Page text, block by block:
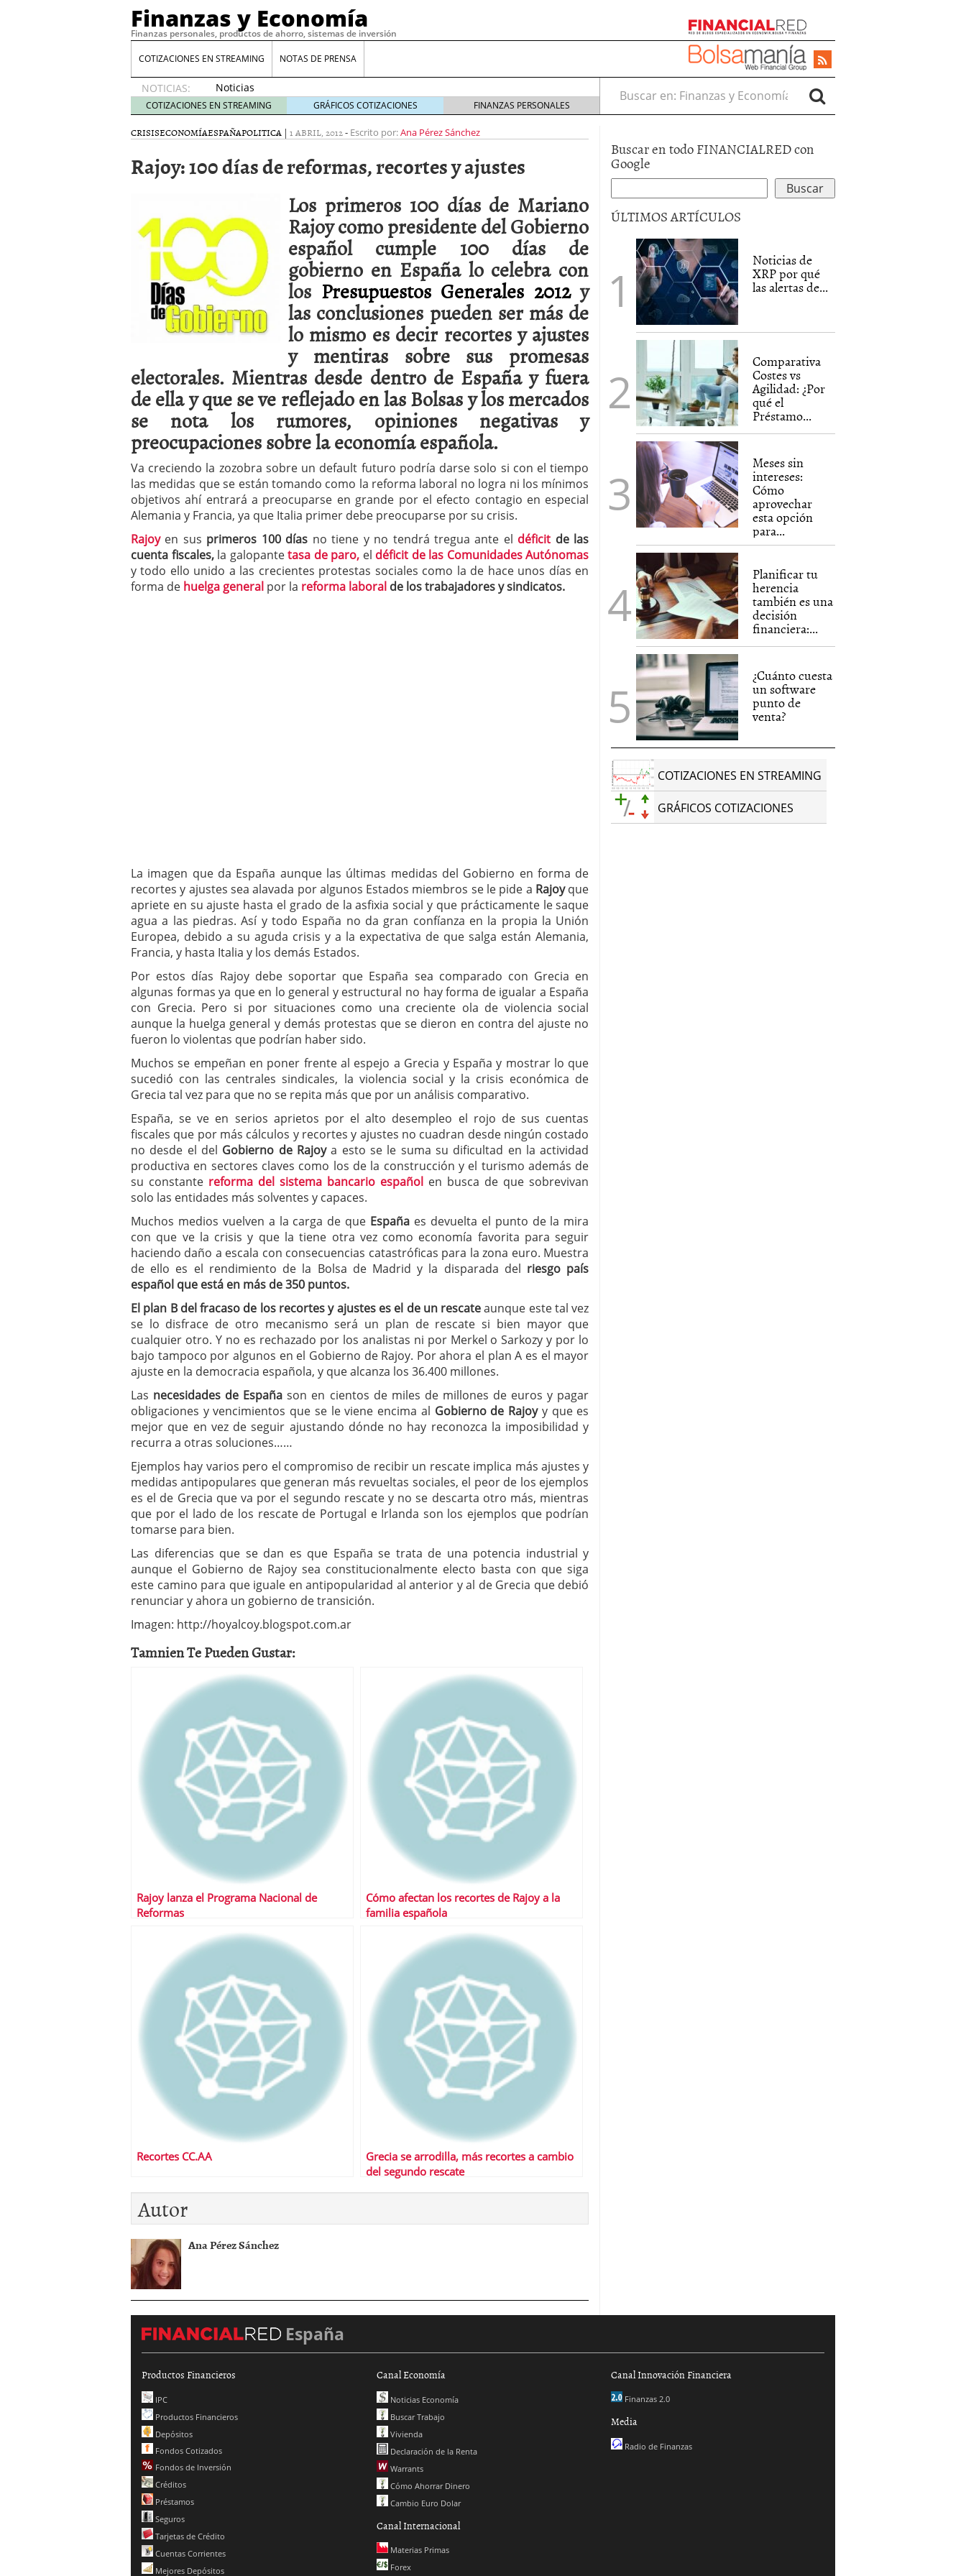
Finanzas y Economía
Finanzas personales, productos de ahorro, sistemas de inversión
COTIZACIONES EN STREAMING NOTAS DE PRENSA
NOTICIAS:
Noticias
de XRP
por qué
las
de
whales
tarde 16
de abril
de 2026
Comparativa Costes vs Agilidad: ¿Por qué el Préstamo Promotor privado
acelera la rentabilidad? 12 de diciembre de 2025
Meses sin intereses: Cómo aprovechar esta opción para gestionar tus
compras
24 de noviembre de 2025
Planificar tu herencia también es una decisión financiera: cómo anticiparte
a los costes 21 de noviembre de 2025
¿Cuánto cuesta un software punto de venta? 3 de octubre de 2025
COTIZACIONES EN STREAMING GRÁFICOS COTIZACIONES FINANZAS PERSONALES
Buscar en:
CRISISECONOMÍAESPAÑAPOLITICA | 1 ABRIL, 2012- Escrito por:Ana Pérez Sánchez
Rajoy: 100 días de reformas, recortes y ajustes
Los primeros 100 días de Mariano
Rajoy como presidente del Gobierno
español cumple 100 días de
gobierno en España lo celebra con
los Presupuestos Generales 2012y
las conclusiones pueden ser más de
lo mismo es decir recortes y ajustes
y mentiras sobre sus promesas
electorales. Mientras desde dentro de España y fuera
de ella y que se ve reflejado en las Bolsas y los mercados
se nota los rumores, opiniones negativas y
preocupaciones sobre la economía española.
Va creciendo la zozobra sobre un default futuro podría darse solo si con el tiempo
las medidas que se están tomando como la reforma laboral no logra ni los mínimos
objetivos ahí entrará a preocuparse en grande por el efecto contagio en especial
Alemania y Francia, ya que Italia primer debe preocuparse por su crisis.
Rajoyen sus primeros 100 días no tiene y no tendrá tregua ante el déficit de las
cuenta fiscales,la galopante tasa de paro, el déficit de las Comunidades Autónomas
y todo ello unido a las crecientes protestas sociales como la de hace unos días en
forma de huelga general por la reforma laboral de los trabajadores y sindicatos.
La imagen que da España aunque las últimas medidas del Gobierno en forma de
recortes y ajustes sea alavada por algunos Estados miembros se le pide a Rajoyque
apriete en su ajuste hasta el grado de la asfixia social y que prácticamente le saque
agua a las piedras. Así y todo España no da gran confíanza en la propia la Unión
Europea, debido a su aguda crisis y a la expectativa de que salga están Alemania,
Francia, y hasta Italia y los demás Estados.
Por estos días Rajoy debe soportar que España sea comparado con Grecia en
algunas formas ya que en lo general y estructural no hay forma de igualar a España
con Grecia. Pero si por situaciones como una creciente ola de violencia social
aunque la huelga general y demás protestas que se dieron en contra del ajuste no
fueron lo violentas que podrían haber sido.
Muchos se empeñan en poner frente al espejo a Grecia y España y mostrar lo que
sucedió con las centrales sindicales, la violencia social y la crisis económica de
Grecia tal vez para que no se repita más que por un análisis comparativo.
España, se ve en serios aprietos por el alto desempleo el rojo de sus cuentas
fiscales que por más cálculos y recortes y ajustes no cuadran desde ningún costado
no desde el del Gobierno de Rajoya esto se le suma su dificultad en la actividad
productiva en sectores claves como los de la construcción y el turismo además de
su constante reforma del sistema bancario español en busca de que sobrevivan
solo las entidades más solventes y capaces.
Muchos medios vuelven a la carga de que España es devuelta el punto de la mira
con que ve la crisis y que la tiene otra vez como economía favorita para seguir
haciendo daño a escala con consecuencias catastróficas para la zona euro. Muestra
de ello es el rendimiento de la Bolsa de Madrid y la disparada del riesgo país
español que está en más de 350 puntos.
El plan B del fracaso de los recortes y ajustes es el de un rescateaunque este tal vez
se lo disfrace de otro mecanismo será un plan de rescate si bien mayor que
cualquier otro. Y no es rechazado por los analistas ni por Merkel o Sarkozy y por lo
bajo tampoco por algunos en el Gobierno de Rajoy. Por ahora el plan A es el mayor
ajuste en la democracia española, y que alcanza los 36.400 millones.
Las necesidades de Españason en cientos de miles de millones de euros y pagar
obligaciones y vencimientos que se le viene encima al Gobierno de Rajoy y que es
mejor que en vez de seguir ajustando dónde no hay reconozca la imposibilidad y
recurra a otras soluciones……
Ejemplos hay varios pero el compromiso de recibir un rescate implica más ajustes y
medidas antipopulares que generan más revueltas sociales, el peor de los ejemplos
es el de Grecia que va por el segundo rescate y no se descarta otro más, mientras
que por el lado de los rescate de Portugal e Irlanda son los ejemplos que podrían
tomarse para bien.
Las diferencias que se dan es que España se trata de una potencia industrial y
aunque el Gobierno de Rajoy sea constitucionalmente electo basta con que siga
este camino para que iguale en antipopularidad al anterior y al de Grecia que debió
renunciar y ahora un gobierno de transición.
Imagen: http://hoyalcoy.blogspot.com.ar
Tamnien Te Pueden Gustar:
Rajoy lanza el Programa Nacional de
Reformas
Cómo afectan los recortes de Rajoy a la
familia española
Recortes CC.AA
Grecia se arrodilla, más recortes a cambio
del segundo rescate
Autor
Ana Pérez Sánchez
Buscar en todo FINANCIALRED con
Google
ÚLTIMOS ARTÍCULOS
Noticias de
XRP por qué
las alertas de...
Comparativa
Costes vs
Agilidad: ¿Por
qué el
Préstamo...
Meses sin
intereses:
Cómo
aprovechar
esta opción
para...
Planificar tu
herencia
también es una
decisión
financiera:...
¿Cuánto cuesta
un software
punto de
venta?
COTIZACIONES EN STREAMING
GRÁFICOS COTIZACIONES
España
Productos Financieros
IPC
Productos Financieros
Depósitos
Fondos Cotizados
Fondos de Inversión
Créditos
Préstamos
Seguros
Tarjetas de Crédito
Cuentas Corrientes
Mejores Depósitos
Canal Economía
Noticias Economía
Buscar Trabajo
Vivienda
Declaración de la Renta
Warrants
Cómo Ahorrar Dinero
Cambio Euro Dolar
Canal Internacional
Materias Primas
Forex
Canal Innovación Financiera
Finanzas 2.0
Media
Radio de Finanzas